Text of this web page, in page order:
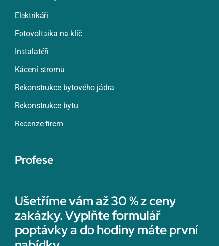
Elektrikáři
Fotovoltaika na klíč
Instalatéři
Kácení stromů
Rekonstrukce bytového jádra
Rekonstrukce bytu
Recenze firem
Profese
Ušetříme vám až 30 % z ceny
zakázky. Vyplňte formulář
poptávky a do hodiny máte první